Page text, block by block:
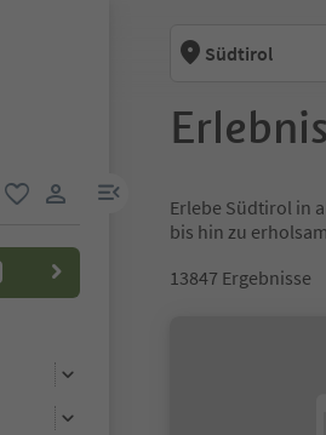
menu link
Südtirol
Erlebe Südtirol in
bis hin zu
13847 Ergebnisse